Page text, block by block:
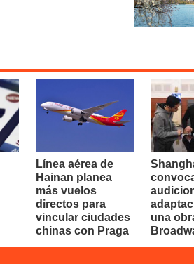
Línea aérea de
Hainan planea
más vuelos
directos para
vincular ciudades
chinas con Praga
una